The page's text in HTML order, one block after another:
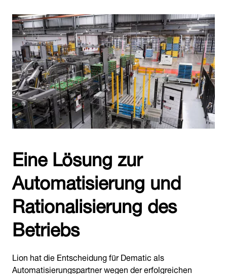
Eine Lösung zur
Automatisierung und
Rationalisierung des
Betriebs
Lion hat die Entscheidung für Dematic als
Automatisierungspartner wegen der erfolgreichen